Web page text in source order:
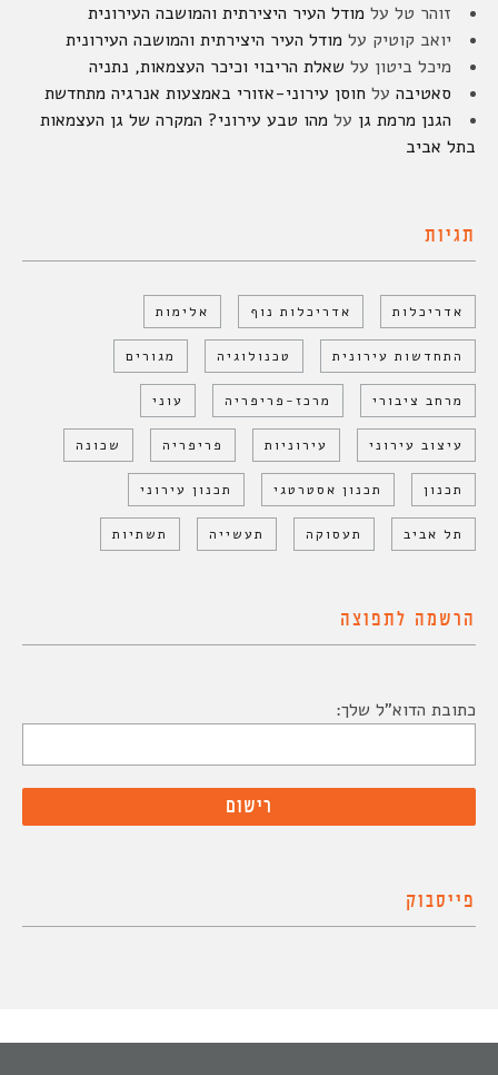
זוהר טל על מודל העיר היצירתית והמושבה העירונית
יואב קוטיק על מודל העיר היצירתית והמושבה העירונית
מיכל ביטון על שאלת הריבוי וכיכר העצמאות, נתניה
סאטיבה על חוסן עירוני-אזורי באמצעות אנרגיה מתחדשת
הגנן מרמת גן על מהו טבע עירוני? המקרה של גן העצמאות
בתל אביב
תגיות
אדריכלות אדריכלות נוף אלימות
התחדשות עירונית טכנולוגיה מגורים
מרחב ציבורי מרכז-פריפריה עוני
עיצוב עירוני עירוניות פריפריה שכונה
תכנון תכנון אסטרטגי תכנון עירוני
תל אביב תעסוקה תעשייה תשתיות
הרשמה לתפוצה
כתובת הדוא"ל שלך:
פייסבוק